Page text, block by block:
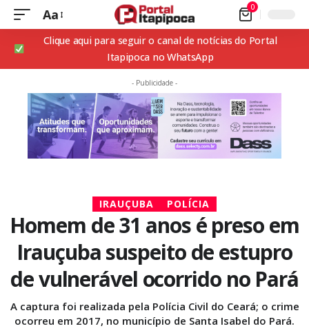
Aa 0
Clique aqui para seguir o canal de notícias do Portal
Itapipoca no WhatsApp
- Publicidade -
IRAUÇUBA POLÍCIA
Homem de 31 anos é preso em
Irauçuba suspeito de estupro
de vulnerável ocorrido no Pará
A captura foi realizada pela Polícia Civil do Ceará; o crime
ocorreu em 2017, no município de Santa Isabel do Pará.